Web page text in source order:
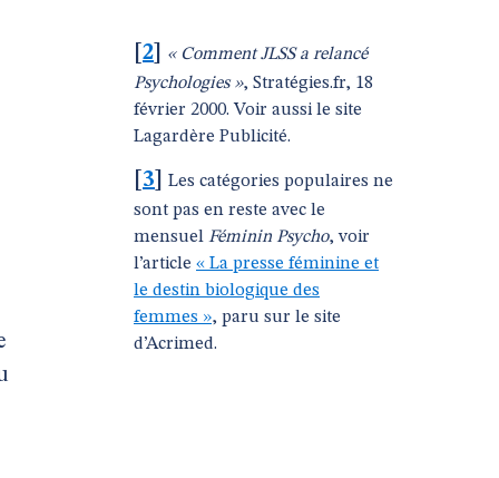
2
« Comment JLSS a relancé
Psychologies », Stratégies.fr, 18
février 2000. Voir aussi le site
Lagardère Publicité.
3
Les catégories populaires ne
sont pas en reste avec le
mensuel Féminin Psycho, voir
l’article « La presse féminine et
le destin biologique des
femmes », paru sur le site
d’Acrimed.